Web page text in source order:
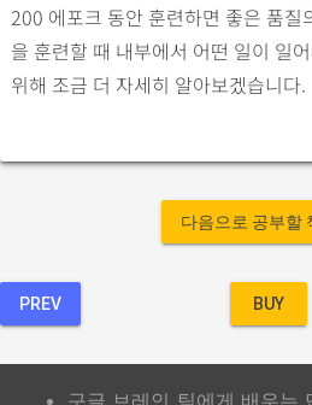
200 에포크 동안 훈련하면 좋은 품질
을 훈련할 때 내부에서 어떤 일이 일
위해 조금 더 자세히 알아보겠습니다.
다음으로 공부할
PREV BUY
구글 브레인 팀에게 배우는